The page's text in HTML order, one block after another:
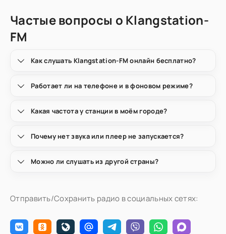
Частые вопросы о Klangstation-
FM
Как слушать Klangstation-FM онлайн бесплатно?
Работает ли на телефоне и в фоновом режиме?
Какая частота у станции в моём городе?
Почему нет звука или плеер не запускается?
Можно ли слушать из другой страны?
Отправить/Сохранить радио в социальных сетях: